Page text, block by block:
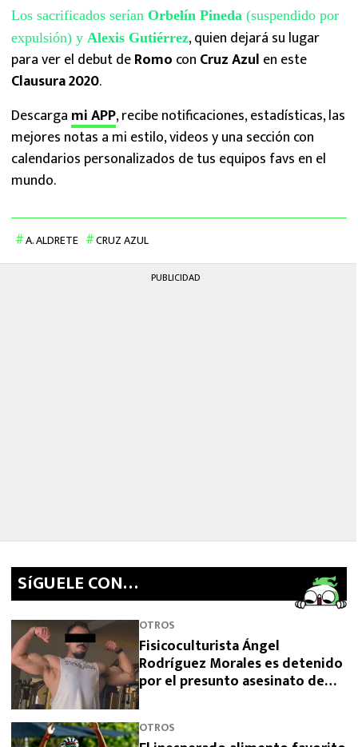
Los sacrificados serían Orbelín Pineda (suspendido por
expulsión) y Alexis Gutiérrez, quien dejará su lugar
para ver el debut deRomo con Cruz Azul en este
Clausura 2020.
Descarga mi APP, recibe notificaciones, estadísticas, las
mejores notas a mi estilo, videos y una sección con
calendarios personalizados de tus equipos favs en el
mundo.
A. ALDRETE CRUZ AZUL
PUBLICIDAD
SíGUELE CON…
OTROS
Fisicoculturista Ángel
Rodríguez Morales es detenido
por el presunto asesinato de
OTROS